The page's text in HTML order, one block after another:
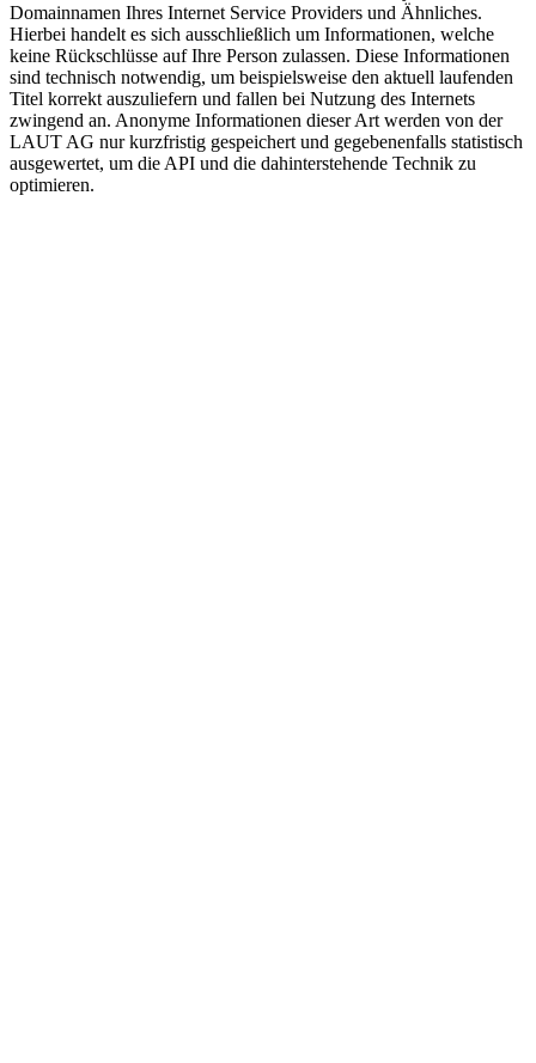
Domainnamen Ihres Internet Service Providers und Ähnliches.
Hierbei handelt es sich ausschließlich um Informationen, welche
keine Rückschlüsse auf Ihre Person zulassen. Diese Informationen
sind technisch notwendig, um beispielsweise den aktuell laufenden
Titel korrekt auszuliefern und fallen bei Nutzung des Internets
zwingend an. Anonyme Informationen dieser Art werden von der
LAUT AG nur kurzfristig gespeichert und gegebenenfalls statistisch
ausgewertet, um die API und die dahinterstehende Technik zu
optimieren.